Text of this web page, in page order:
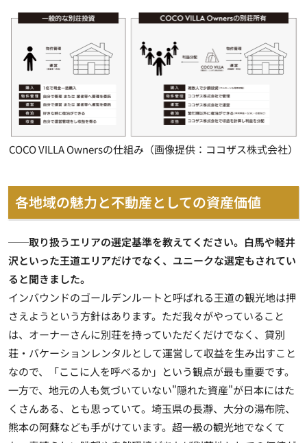
COCO VILLA Ownersの仕組み（画像提供：ココザス株式会社）
各地域の魅力と不動産としての資産価値
──取り扱うエリアの選定基準を教えてください。白馬や軽井
沢といった王道エリアだけでなく、ユニークな選定もされてい
ると聞きました。
インバウンドのゴールデンルートと呼ばれる王道の観光地は押
さえようという方針はあります。ただ我々がやっていること
は、オーナーさんに別荘を持っていただくだけでなく、貸別
荘・バケーションレンタルとして運営して収益を生み出すこと
なので、「ここに人を呼べるか」という観点が最も重要です。
一方で、地元の人も気づいていない"隠れた資産"が日本にはた
くさんある、とも思っていて。埼玉県の長瀞、大分の湯布院、
熊本の阿蘇なども手がけています。超一級の観光地でなくて